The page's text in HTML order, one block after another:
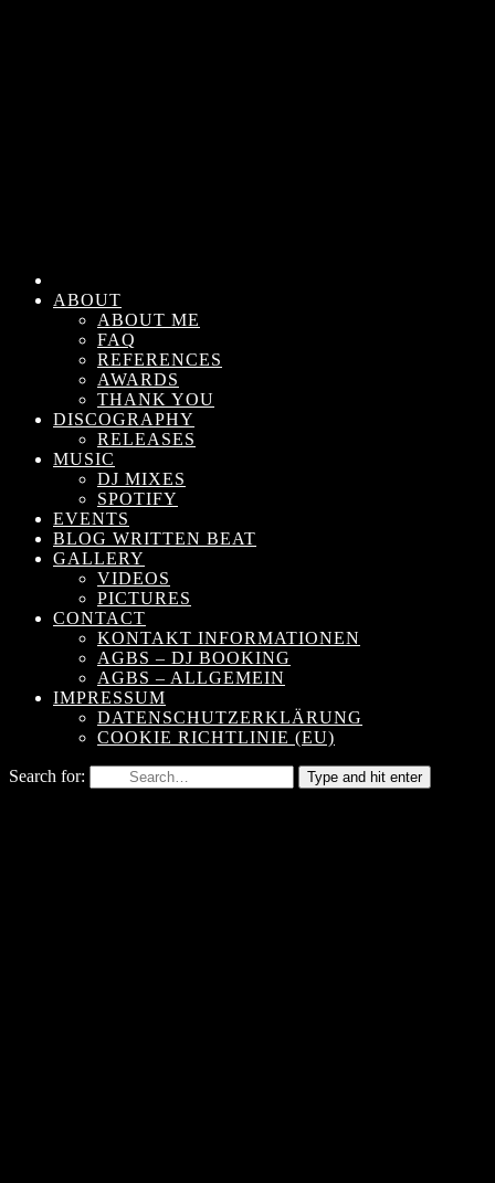
ABOUT
ABOUT ME
FAQ
REFERENCES
AWARDS
THANK YOU
DISCOGRAPHY
RELEASES
MUSIC
DJ MIXES
SPOTIFY
EVENTS
BLOG WRITTEN BEAT
GALLERY
VIDEOS
PICTURES
CONTACT
KONTAKT INFORMATIONEN
AGBS – DJ BOOKING
AGBS – ALLGEMEIN
IMPRESSUM
DATENSCHUTZERKLÄRUNG
COOKIE RICHTLINIE (EU)
Search for: Type and hit enter